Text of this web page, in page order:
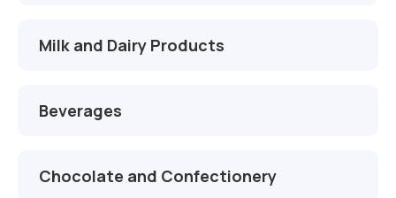
Süt Tankları
Alkol Proses Tankları
Montaj ve Devreye Alma
Milk and Dairy Products
Beverages
Chocolate and Confectionery